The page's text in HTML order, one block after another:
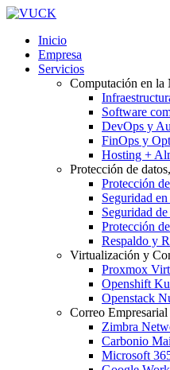
Inicio
Empresa
Servicios
Computación en la
Software
DevOps y
FinOps y
Hosting +
Protección de
Protección
Seguridad
Seguridad
Protección
Respaldo y
Virtualización y
Proxmox
Openshift
Openstack
Correo Empresarial
Zimbra
Carbonio
Microsoft